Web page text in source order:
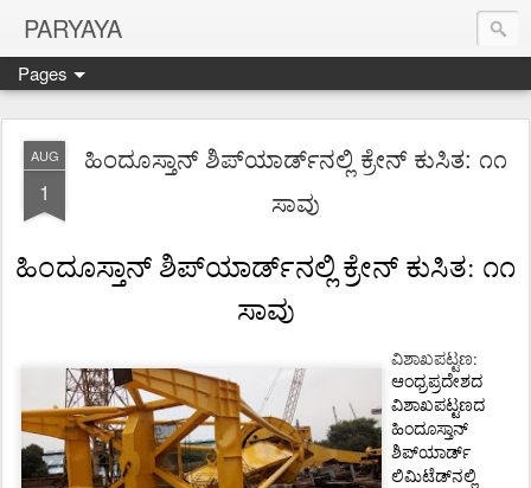
PARYAYA
Pages
AUG
1
ಹಿಂದೂಸ್ತಾನ್ ಶಿಪ್‌ಯಾರ್ಡ್‌ನಲ್ಲಿ ಕ್ರೇನ್ ಕುಸಿತ: ೧೧
ಸಾವು
ಹಿಂದೂಸ್ತಾನ್ ಶಿಪ್‌ಯಾರ್ಡ್‌ನಲ್ಲಿ ಕ್ರೇನ್ ಕುಸಿತ: ೧೧
ಸಾವು
ವಿಶಾಖಪಟ್ಟಣ:
ಆಂಧ್ರಪ್ರದೇಶದ
ವಿಶಾಖಪಟ್ಟಣದ
ಹಿಂದೂಸ್ತಾನ್
ಶಿಪ್‌ಯಾರ್ಡ್
ಲಿಮಿಟೆಡ್‌ನಲ್ಲಿ